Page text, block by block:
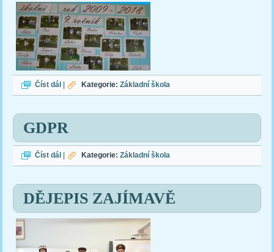
Číst dál Tablo Kategorie:Základní škola
GDPR
Číst dál GDPRKategorie:Základní škola
DĚJEPIS ZAJÍMAVĚ